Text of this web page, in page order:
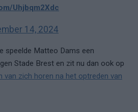
Uhjbqm2Xdc
14, 2024
speelde Matteo Dams een
Stade Brest en zit nu dan ook op
van zich horen na het optreden van